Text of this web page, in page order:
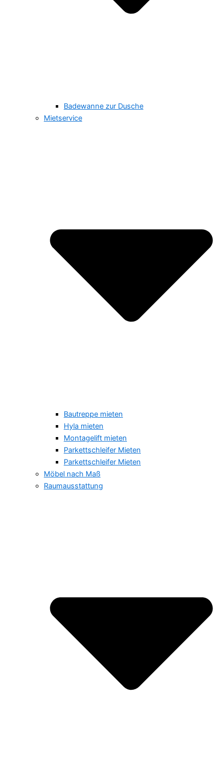
Badewanne zur Dusche
Mietservice
Bautreppe mieten
Hyla mieten
Montagelift mieten
Parkettschleifer Mieten
Parkettschleifer Mieten
Möbel nach Maß
Raumausstattung